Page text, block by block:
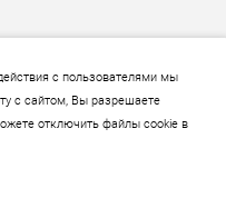
с пользователями мы
с сайтом, Вы разрешаете
отключить файлы cookie в